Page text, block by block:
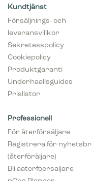
Kundtjänst
Försäljnings- och
leveransvillkor
Sekretesspolicy
Cookiepolicy
Produktgaranti
Underhaallsguides
Prislistor
Professionell
För återförsäljare
Registrera för
(återföräljare)
Bli aaterfoersaljare
pCon Planner